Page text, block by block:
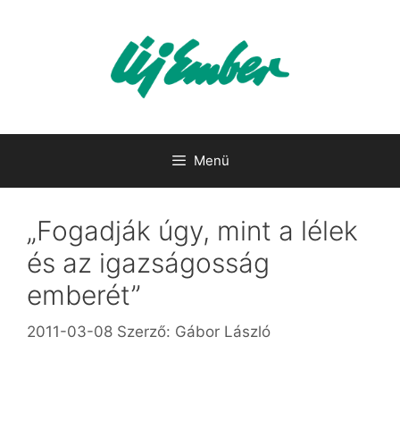
Menü
„Fogadják úgy, mint a lélek
és az igazságosság
emberét”
2011-03-08 Szerző: Gábor László